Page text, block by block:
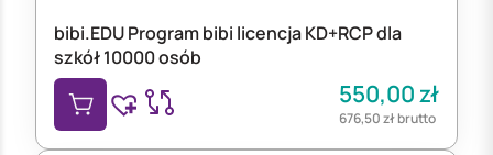
bibi.EDU Program bibi licencja KD+RCP dla
szkół 10000 osób
550,00zł
676,50złbrutto